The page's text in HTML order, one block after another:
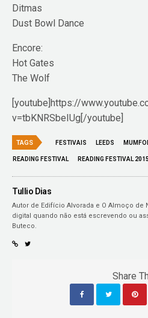
Ditmas
Dust Bowl Dance
Encore:
Hot Gates
The Wolf
[youtube]https://
v=tbKNRSbeIUg[/youtube]
TAGS FESTIVAIS LEEDS
READING FESTIVAL READING FESTIVAL 2015
Tullio Dias
Autor de Edifício Alvorada e O Almoço de
digital quando não está escrevendo ou
Buteco.
Share